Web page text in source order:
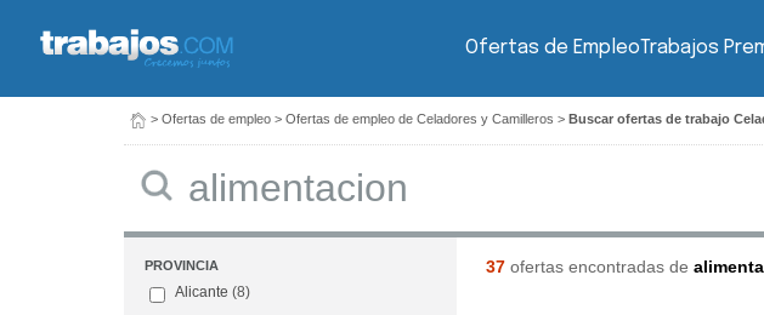
Ofertas de EmpleoTrabajos
> Ofertas de empleo > Ofertas de empleo de Celadores y Camilleros > Buscar ofertas de trabajo
PROVINCIA
Alicante (8)
37ofertas encontradas de